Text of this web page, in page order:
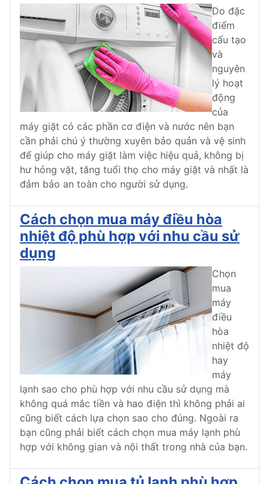
Do đặc
điểm
cấu tạo
và
nguyên
lý hoạt
động
của
máy giặt có các phần cơ điện và nước nên bạn
cần phải chú ý thường xuyên bảo quản và vệ sinh
để giúp cho máy giặt làm việc hiệu quả, không bị
hư hỏng vặt, tăng tuổi thọ cho máy giặt và nhất là
đảm bảo an toàn cho người sử dụng.
Cách chọn mua máy điều hòa
nhiệt độ phù hợp với nhu cầu sử
dụng
Chọn
mua
máy
điều
hòa
nhiệt độ
hay
máy
lạnh sao cho phù hợp với nhu cầu sử dụng mà
không quá mắc tiền và hao điện thì không phải ai
cũng biết cách lựa chọn sao cho đúng. Ngoài ra
bạn cũng phải biết cách chọn mua máy lạnh phù
hợp với không gian và nội thất trong nhà của bạn.